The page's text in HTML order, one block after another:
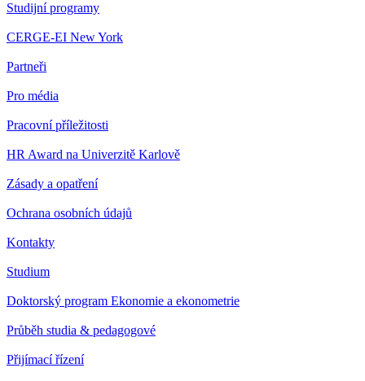
Studijní programy
CERGE-EI New York
Partneři
Pro média
Pracovní příležitosti
HR Award na Univerzitě Karlově
Zásady a opatření
Ochrana osobních údajů
Kontakty
Studium
Doktorský program Ekonomie a ekonometrie
Průběh studia & pedagogové
Přijímací řízení